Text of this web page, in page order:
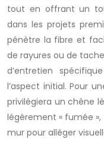
tout en offrant un
dans les projets
pénètre la fibre et
de rayures ou de
d’entretien
l’aspect initial. Pour
privilégiera un chêne
légèrement « fumée
mur pour alléger